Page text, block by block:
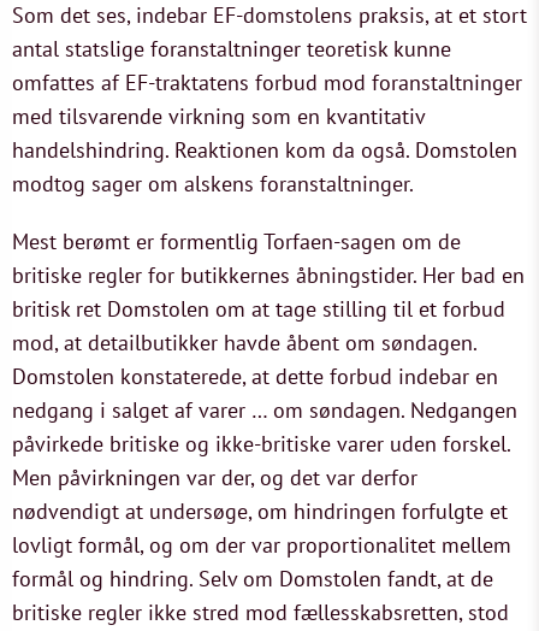
Som det ses, indebar EF-domstolens praksis, at et stort
antal statslige foranstaltninger teoretisk kunne
omfattes af EF-traktatens forbud mod foranstaltninger
med tilsvarende virkning som en kvantitativ
handelshindring. Reaktionen kom da også. Domstolen
modtog sager om alskens foranstaltninger.
Mest berømt er formentlig Torfaen-sagen om de
britiske regler for butikkernes åbningstider. Her bad en
britisk ret Domstolen om at tage stilling til et forbud
mod, at detailbutikker havde åbent om søndagen.
Domstolen konstaterede, at dette forbud indebar en
nedgang i salget af varer … om søndagen. Nedgangen
påvirkede britiske og ikke-britiske varer uden forskel.
Men påvirkningen var der, og det var derfor
nødvendigt at undersøge, om hindringen forfulgte et
lovligt formål, og om der var proportionalitet mellem
formål og hindring. Selv om Domstolen fandt, at de
britiske regler ikke stred mod fællesskabsretten, stod